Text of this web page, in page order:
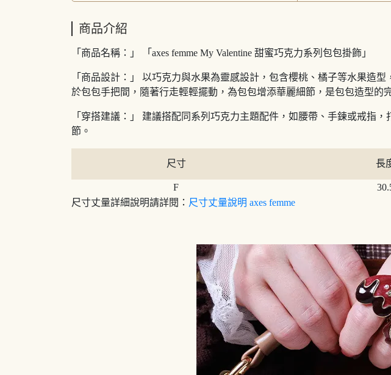
商品介紹
「商品名稱：」 「axes femme My Valentine 甜蜜巧克力系列包包掛飾」
「商品設計：」 以巧克力與水果為靈感設計，包含櫻桃、橘子等水果造
於包包手把間，隨著行走輕輕擺動，為包包增添華麗細節，是包包造型的
「穿搭建議：」 建議搭配同系列巧克力主題配件，如腰帶、手鍊或戒指
節。
尺寸 長
F
尺寸丈量詳細說明請詳閱： 尺寸丈量說明 axes femme